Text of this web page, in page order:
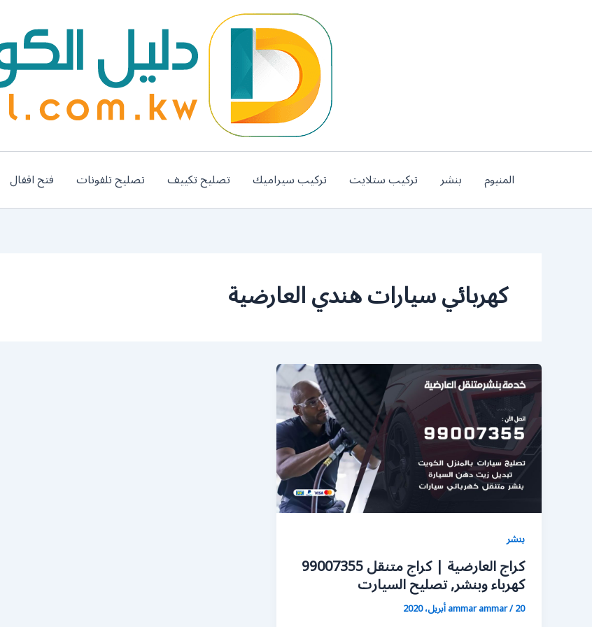
المنيوم بنشر تركيب ستلايت تركيب سيراميك تصليح تكييف تصليح تلفونات فتح اقفال
كهربائي سيارات هندي العارضية
بنشر
كراج العارضية | كراج متنقل 99007355
كهرباء وبنشر, تصليح السيارت
ammar ammar/20 أبريل، 2020